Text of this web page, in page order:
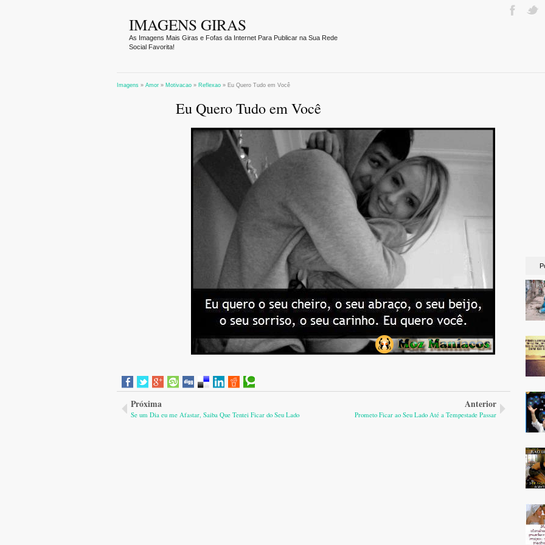
IMAGENS GIRAS
As Imagens Mais Giras e Fofas da Internet Para Publicar na Sua Rede
Social Favorita!
Imagens » Amor » Motivacao » Reflexao » Eu Quero Tudo em Você
Eu Quero Tudo em Você
Próxima
Se um Dia eu me Afastar, Saiba Que Tentei Ficar do Seu Lado
Anterior
Prometo Ficar ao Seu Lado Até a Tempestade Passar